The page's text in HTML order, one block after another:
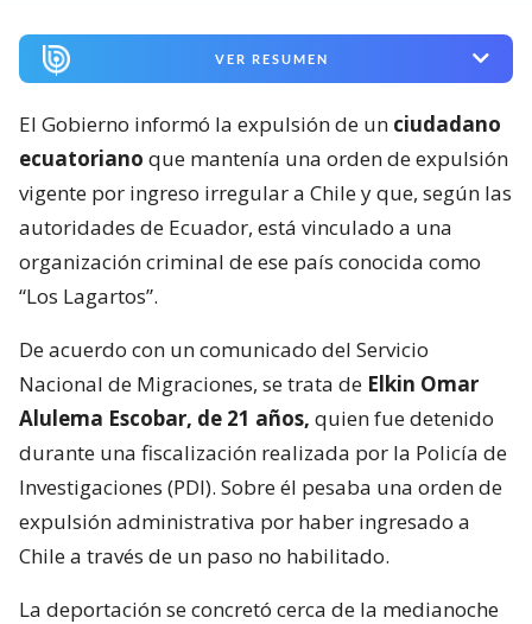
VER RESUMEN
El Gobierno informó la expulsión de un ciudadano
ecuatoriano que mantenía una orden de expulsión
vigente por ingreso irregular a Chile y que, según las
autoridades de Ecuador, está vinculado a una
organización criminal de ese país conocida como
“Los Lagartos”.
De acuerdo con un comunicado del Servicio
Nacional de Migraciones, se trata de Elkin Omar
Alulema Escobar, de 21 años, quien fue detenido
durante una fiscalización realizada por la Policía de
Investigaciones (PDI). Sobre él pesaba una orden de
expulsión administrativa por haber ingresado a
Chile a través de un paso no habilitado.
La deportación se concretó cerca de la medianoche